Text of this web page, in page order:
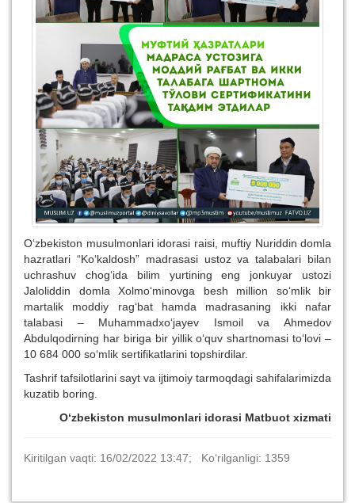
O‘zbekiston musulmonlari idorasi raisi, muftiy Nuriddin domla
hazratlari “Ko‘kaldosh” madrasasi ustoz va talabalari bilan
uchrashuv chog‘ida bilim yurtining eng jonkuyar ustozi
Jaloliddin domla Xolmo‘minovga besh million so‘mlik bir
martalik moddiy rag‘bat hamda madrasaning ikki nafar
talabasi – Muhammadxo‘jayev Ismoil va Ahmedov
Abdulqodirning har biriga bir yillik o‘quv shartnomasi to‘lovi –
10 684 000 so‘mlik sertifikatlarini topshirdilar.
Tashrif tafsilotlarini sayt va ijtimoiy tarmoqdagi sahifalarimizda
kuzatib boring.
O‘zbekiston musulmonlari idorasi Matbuot xizmati
Kiritilgan vaqti: 16/02/2022 13:47; Ko‘rilganligi: 1359